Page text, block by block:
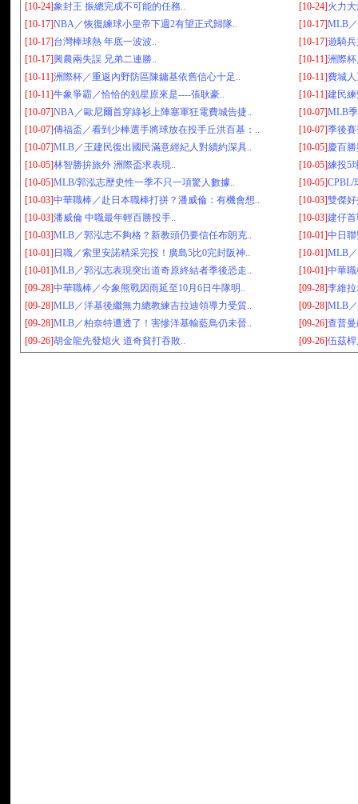
[10-24]象封王 振總完成不可能的任務.. [10-24]火力
[10-17]NBA／恢復練球小皇帝下週2有望正式歸隊.. [10-17]MLB
[10-17]台灣棒球熱 年底一波波.. [10-17]遊騎兵
[10-17]興農兩失誤 兄弟二連勝.. [10-11]洲際
[10-11]洲際杯／重返內野防區陳鏞基依舊信心十足.. [10-11]費城
[10-11]牛象爭霸／恰恰的剋星原來是----張耿豪.. [10-11]建民
[10-07]NBA／歐尼爾首穿綠衫上陣塞軍狂電費城告捷.. [10-07]MLB
[10-07]傳福盃／看到少棒選手將球放在投手丘洪百基：.. [10-07]季後
[10-07]MLB／王建民復出國民滿意經紀人對續約深具.. [10-05]慶百
[10-05]林智勝拚旅外 洲際盃求表現.. [10-05]練投5
[10-05]MLB/郭泓志歷史性一季不只一項驚人數據.. [10-05]CPBL/
[10-03]中華職棒／赴日本職棒打拼？潘威倫：有機會想.. [10-03]雙傑
[10-03]潘威倫 中職最年輕百勝投手.. [10-03]建仔
[10-03]MLB／郭泓志不夠格？新教頭仍要信任布朗克.. [10-01]中日
[10-01] 日職／索里安諾精采完投！廣島5比0完封阪神.. [10-01]MLB
[10-01]MLB／郭泓志表現突出道奇原終結者季後恐走.. [10-01]中華
[09-28]中華職棒／今象熊戰因雨延至10月6日牛隊明.. [09-28]李維
[09-28]MLB／洋基後繼無力總教練吉拉迪領導力受質.. [09-28]MLB
[09-28]MLB／柏奈特遭透了！害慘洋基輸藍鳥仍未晉.. [09-26]查普
[09-26]胡金龍先發熄火 道奇貧打吞敗.. [09-26]伍茲